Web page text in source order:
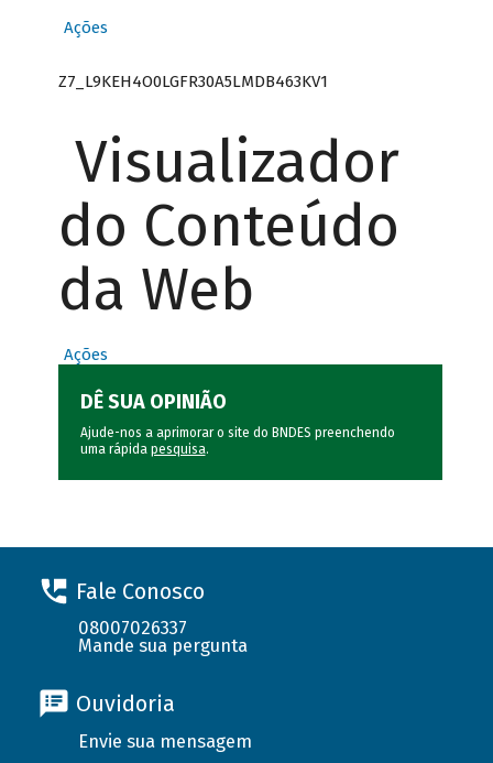
Ações
Z7_L9KEH4O0LGFR30A5LMDB463KV1
Visualizador
do Conteúdo
da Web
Ações
DÊ SUA OPINIÃO
Ajude-nos a aprimorar o site do BNDES preenchendo
uma rápida pesquisa.
Fale Conosco
08007026337
Mande sua pergunta
Ouvidoria
Envie sua mensagem